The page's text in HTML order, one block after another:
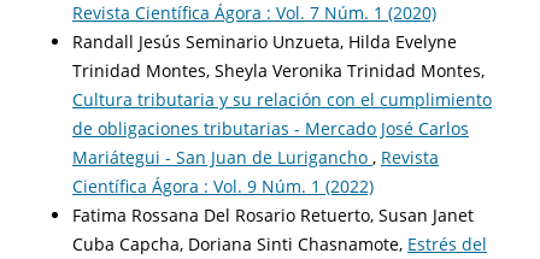
Revista Científica Ágora : Vol. 7 Núm. 1 (2020)
Randall Jesús Seminario Unzueta, Hilda Evelyne
Trinidad Montes, Sheyla Veronika Trinidad Montes,
Cultura tributaria y su relación con el cumplimiento
de obligaciones tributarias - Mercado José Carlos
Mariátegui - San Juan de Lurigancho , Revista
Científica Ágora : Vol. 9 Núm. 1 (2022)
Fatima Rossana Del Rosario Retuerto, Susan Janet
Cuba Capcha, Doriana Sinti Chasnamote, Estrés del